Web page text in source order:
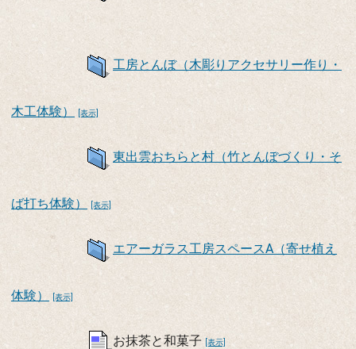
工房とんぼ（木彫りアクセサリー作り・
木工体験） [表示]
東出雲おちらと村（竹とんぼづくり・そ
ば打ち体験） [表示]
エアーガラス工房スペースA（寄せ植え
体験） [表示]
お抹茶と和菓子 [表示]